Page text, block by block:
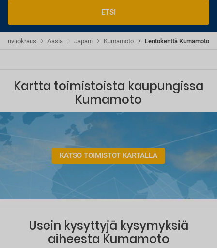
ETSI
Lentokenttä Kumamoto
Kumamoto
Japani
Aasia
Kartta toimistoista kaupungissa
Kumamoto
KATSO TOIMISTOT KARTALLA
Usein kysyttyjä kysymyksiä
aiheesta Kumamoto